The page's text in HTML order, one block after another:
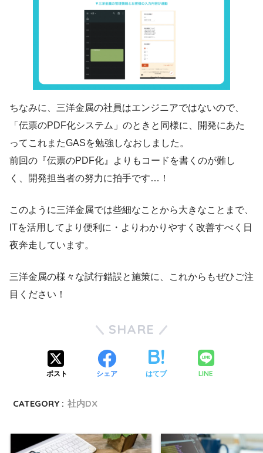
ちなみに、三洋金属の社員はエンジニアではないので、
「伝票のPDF化システム」のときと同様に、開発にあた
ってこれまたGASを勉強しなおしました。
前回の『伝票のPDF化』よりもコードを書くのが難し
く、開発担当者の努力に拍手です…！
このように三洋金属では些細なことから大きなことまで、
ITを活用してより便利に・よりわかりやすく改善すべく日
夜奔走しています。
三洋金属の様々な試行錯誤と施策に、これからもぜひご注
目ください！
SHARE
ポスト シェア はてブ LINE
CATEGORY : 社内DX